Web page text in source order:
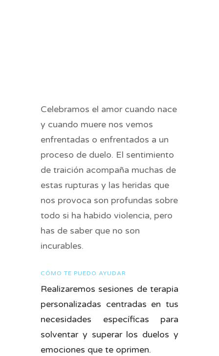
Celebramos el amor cuando nace
y cuando muere nos vemos
enfrentadas o enfrentados a un
proceso de duelo. El sentimiento
de traición acompaña muchas de
estas rupturas y las heridas que
nos provoca son profundas sobre
todo si ha habido violencia, pero
has de saber que no son
incurables.
CÓMO TE PUEDO AYUDAR
Realizaremos sesiones de terapia
personalizadas centradas en tus
necesidades específicas para
solventar y superar los duelos y
emociones que te oprimen.